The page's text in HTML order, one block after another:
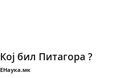
Кој бил Питагора ?
ЕНаука.мк